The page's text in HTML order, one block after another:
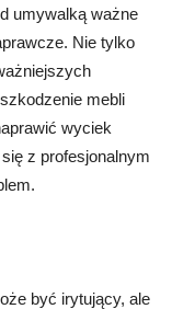
umywalką ważne
Nie tylko
mebli
wyciek
z profesjonalnym
być irytujący, ale